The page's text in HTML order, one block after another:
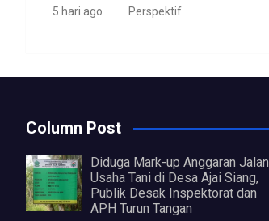
5 hari ago Perspektif
Column Post
Diduga Mark-up Anggaran Jalan
Usaha Tani di Desa Ajai Siang,
Publik Desak Inspektorat dan
APH Turun Tangan